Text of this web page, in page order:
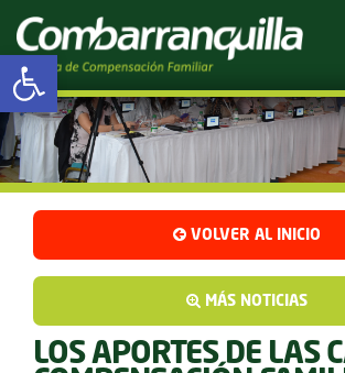
Abrir barra de
VOLVER AL INICIO
MÁS NOTICIAS
LOS APORTES DE LAS